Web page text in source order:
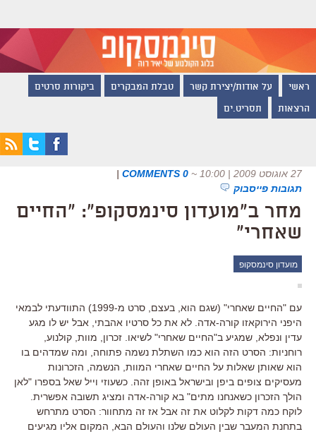
ראשי על אודות/יצירת קשר טבלת המבקרים ביקורות סרטים
הרצאות תסריט.ים
27 אוגוסט 2009 | 10:00 ~
0 COMMENTS
|
תגובות פייסבוק
מחר ב"מועדון סינמסקופ": "החיים
שאחרי"
מועדון סינמסקופ
עם "החיים שאחרי" (שגם הוא, בעצם, סרט מ-1999) התוודעתי לבמאי
היפני הירוקאזו קורה-אדה. לא את כל סרטיו אהבתי, אבל יש לו מגע
עדין ונפלא, שמגיע ב"החיים שאחרי" לשיאו. זכרון, מוות, קולנוע,
רוחניות: הסרט הזה הוא כמו השתלת נשמה פתוחה, ומה שמדהים בו
הוא שאותן שאלות על החיים שאחרי המוות, הנשמה, הזכרונות
מעסיקים צופים ביפן ובישראל באופן זהה. כשעוזי וייל שאל בספרו "לאן
הולך הזכרון כשאנחנו מתים" בא קורה-אדה ומציג תשובה אפשרית.
לוקח כמה דקות לקלוט את זה אבל אז זה מתחוור: הסרט מתרחש
בתחנת המעבר שבין העולם שלנו והעולם הבא, המקום אליו מגיעים